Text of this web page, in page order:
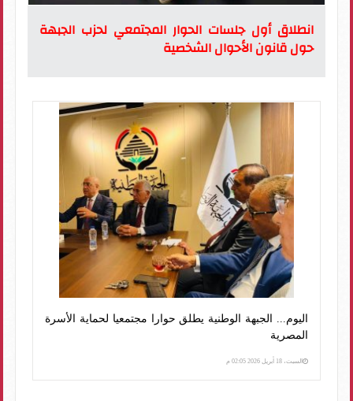
انطلاق أول جلسات الحوار المجتمعي لحزب الجبهة
حول قانون الأحوال الشخصية
اليوم... الجبهة الوطنية يطلق حوارا مجتمعيا لحماية الأسرة
المصرية
السبت، 18 أبريل 2026 02:05 م